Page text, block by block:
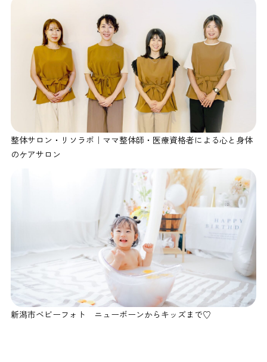
整体サロン・リソラボ｜ママ整体師・医療資格者による心と身体
のケアサロン
新潟市ベビーフォト ニューボーンからキッズまで♡